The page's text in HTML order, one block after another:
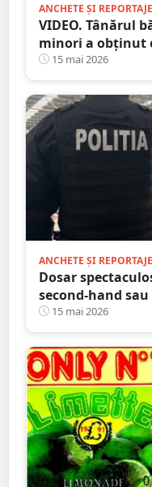
ANCHETE ȘI REPORTAJE
VIDEO. Tânărul
minori a obținut
durată MAXIMĂ
15 mai 2026
ANCHETE ȘI REPORTAJE
Dosar
second-hand
zeci de tone și
15 mai 2026